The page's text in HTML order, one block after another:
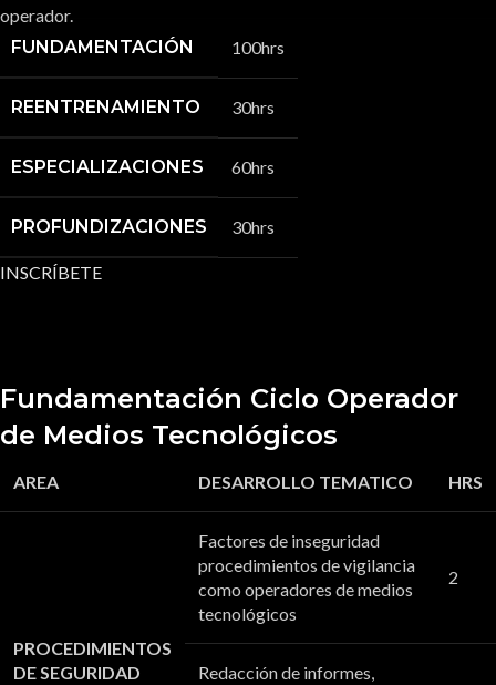
operador.
FUNDAMENTACIÓN
100hrs
REENTRENAMIENTO 30hrs
ESPECIALIZACIONES 60hrs
PROFUNDIZACIONES 30hrs
INSCRÍBETE
Fundamentación Ciclo Operador
de Medios Tecnológicos
AREA DESARROLLO TEMATICO HRS
PROCEDIMIENTOS
DE SEGURIDAD
Factores de inseguridad
procedimientos de vigilancia
como operadores de medios
tecnológicos
2
Redacción de informes,